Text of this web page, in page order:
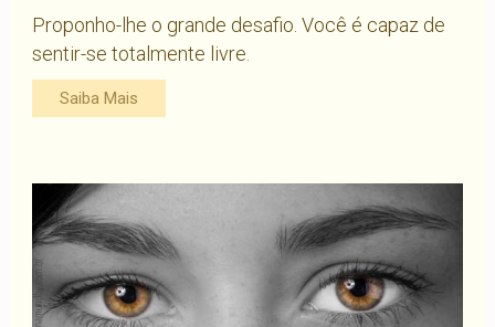
Proponho-lhe o grande desafio. Você é capaz de
sentir-se totalmente livre.
Saiba Mais